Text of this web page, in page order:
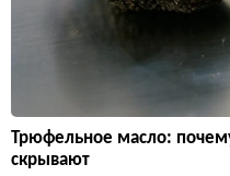
Трюфельное масло:
скрывают